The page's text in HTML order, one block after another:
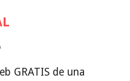
GRATIS de una